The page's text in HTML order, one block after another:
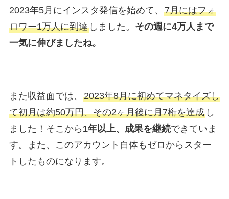
2023年5月にインスタ発信を始めて、 7月にはフォ
ロワー1万人に到達しました。 その週に4万人まで
一気に伸びましたね。
また収益面では、 2023年8月に初めてマネタイズし
て初月は約50万円、その2ヶ月後に月7桁を達成し
ました！そこから 1年以上、成果を継続できていま
す。また、このアカウント自体もゼロからスター
トしたものになります。